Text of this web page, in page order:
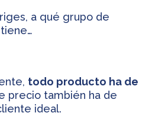
a qué grupo de
todo producto ha de
precio también ha de
ideal.